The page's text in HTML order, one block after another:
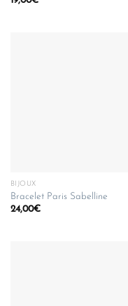
BIJOUX
Bracelet Paris Sabelline
24,00€